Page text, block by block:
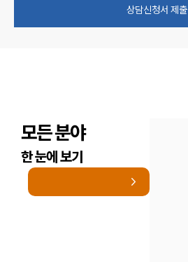
상담신청서 제출
모든 분야
한 눈에 보기